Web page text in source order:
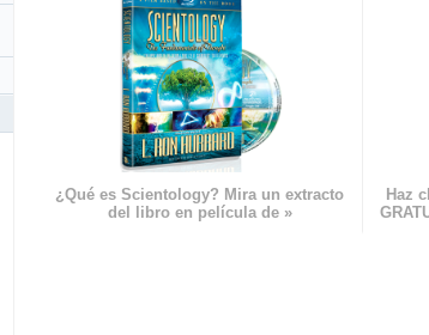
¿Qué es Scientology? Mira un extracto
del libro en película de »
Haz